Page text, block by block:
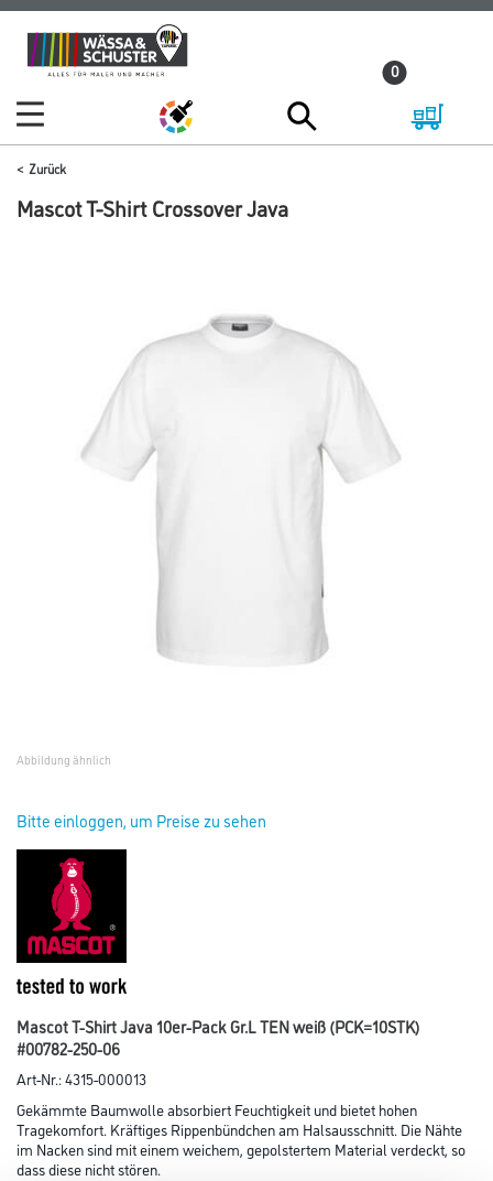
Zum
Inhalt
Zum
Navigationsmenü
0
Zurück
Mascot T-Shirt Crossover Java
Abbildung ähnlich
Bitte einloggen, um Preise zu sehen
Mascot T-Shirt Java 10er-Pack Gr.L TEN weiß (PCK=10STK)
#00782-250-06
Art-Nr.:4315-000013
Gekämmte Baumwolle absorbiert Feuchtigkeit und bietet hohen
Tragekomfort. Kräftiges Rippenbündchen am Halsausschnitt. Die Nähte
im Nacken sind mit einem weichem, gepolstertem Material verdeckt, so
dass diese nicht stören.